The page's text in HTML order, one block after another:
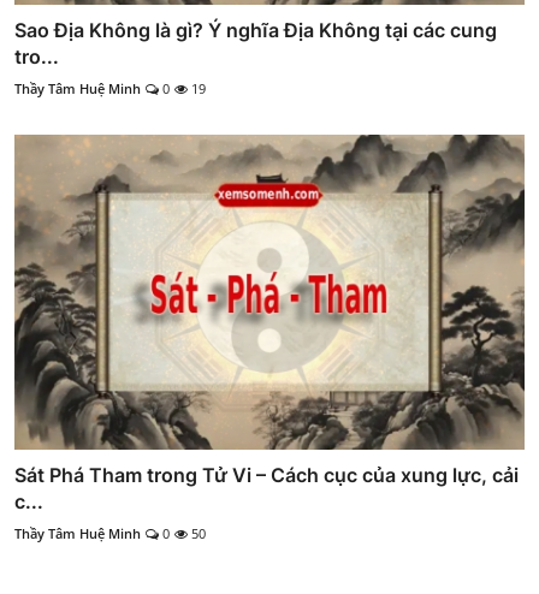
Sao Địa Không là gì? Ý nghĩa Địa Không tại các cung
tro...
Thầy Tâm Huệ Minh 0 19
Sát Phá Tham trong Tử Vi – Cách cục của xung lực, cải
c...
Thầy Tâm Huệ Minh 0 50